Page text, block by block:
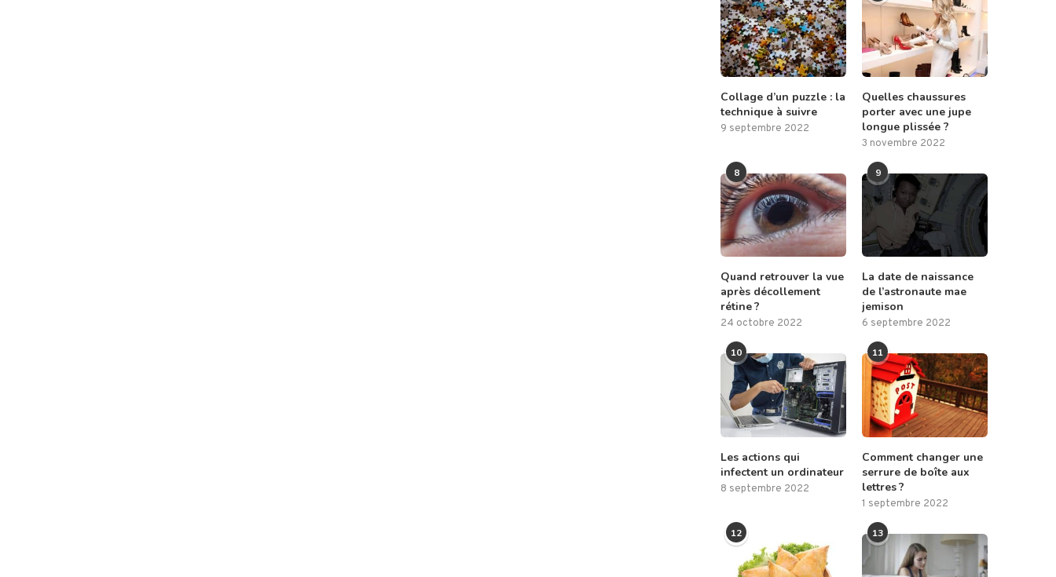
Collage d’un puzzle : la
technique à suivre
9 septembre 2022
Quelles chaussures
porter avec une jupe
longue plissée ?
3 novembre 2022
8
Quand retrouver la vue
après décollement
rétine ?
24 octobre 2022
9
La date de naissance
de l’astronaute mae
jemison
6 septembre 2022
10
Les actions qui
infectent un ordinateur
8 septembre 2022
11
Comment changer une
serrure de boîte aux
lettres ?
1 septembre 2022
12 13